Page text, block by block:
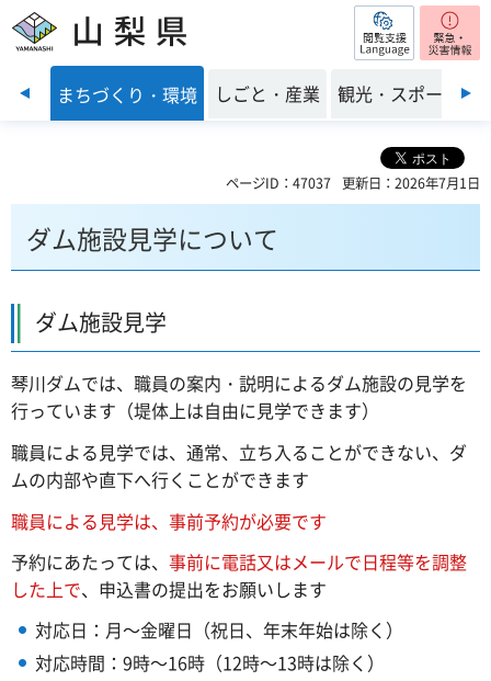
山梨県 閲覧支援
祉 まちづくり・環境 しごと・産業 観光・スポーツ
ページID：47037 更新日：2026年7月1日
ダム施設見学について
ダム施設見学
琴川ダムでは、職員の案内・説明によるダム施設の見学を
行っています（堤体上は自由に見学できます）
職員による見学では、通常、立ち入ることができない、ダ
ムの内部や直下へ行くことができます
職員による見学は、事前予約が必要です
予約にあたっては、 事前に電話又はメールで日程等を調整
した上で、申込書の提出をお願いします
対応日：月～金曜日（祝日、年末年始は除く）
対応時間：9時～16時（12時～13時は除く）